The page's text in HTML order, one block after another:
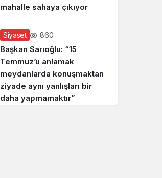
mahalle sahaya çıkıyor
Siyaset 860
Başkan Sarıoğlu: “15
Temmuz’u anlamak
meydanlarda konuşmaktan
ziyade aynı yanlışları bir
daha yapmamaktır”